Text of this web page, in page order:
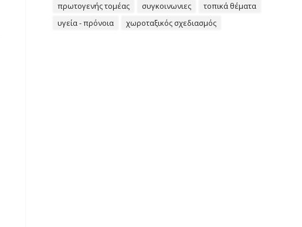
πρωτογενής τομέας
συγκοινωνιες
τοπικά θέματα
υγεία - πρόνοια
χωροταξικός σχεδιασμός